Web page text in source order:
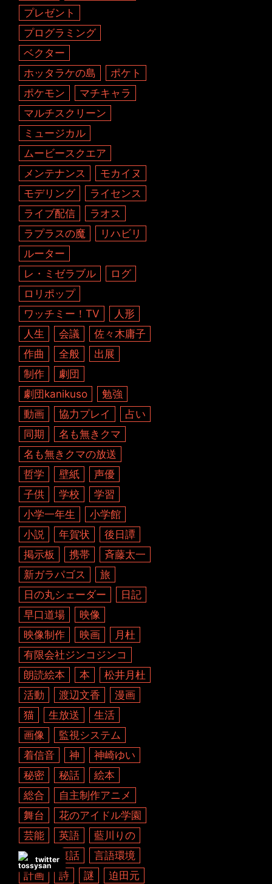
プレゼント
プログラミング
ベクター
ホッタラケの島
ポケト
ポケモン
マチキャラ
マルチスクリーン
ミュージカル
ムービースクエア
メンテナンス
モカイヌ
モデリング
ライセンス
ライブ配信
ラオス
ラプラスの魔
リハビリ
ルーター
レ・ミゼラブル
ログ
ロリポップ
ワッチミー！TV
人形
人生
会議
佐々木庸子
作曲
全般
出展
制作
劇団
劇団kanikuso
勉強
動画
協力プレイ
占い
同期
名も無きクマ
名も無きクマの放送
哲学
壁紙
声優
子供
学校
学習
小学一年生
小学館
小説
年賀状
後日譚
掲示板
携帯
斉藤太一
新ガラパゴス
旅
日の丸シェーダー
日記
早口道場
映像
映像制作
映画
月杜
有限会社ジンコジンコ
朗読絵本
本
松井月杜
活動
渡辺文香
漫画
猫
生放送
生活
画像
監視システム
着信音
神
神崎ゆい
秘密
秘話
絵本
総合
自主制作アニメ
舞台
花のアイドル学園
芸能
英語
藍川りの
裏技
裏話
言語環境
計画
詩 謎 迫田元
twitter